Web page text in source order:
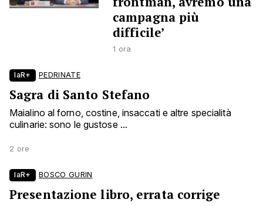
campagna più
difficile’
1 ora
laR+ PEDRINATE
Sagra di Santo Stefano
Maialino al forno, costine, insaccati e altre specialità
culinarie: sono le gustose ...
2 ore
laR+ BOSCO GURIN
Presentazione libro, errata corrige